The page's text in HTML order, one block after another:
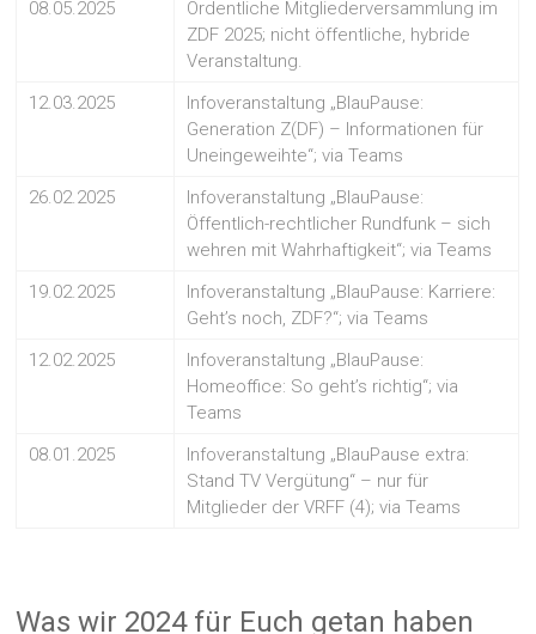
08.05.2025
Ordentliche Mitgliederversammlung im
ZDF 2025; nicht öffentliche, hybride
Veranstaltung.
12.03.2025
Infoveranstaltung „BlauPause:
Generation Z(DF) – Informationen für
Uneingeweihte“; via Teams
26.02.2025
Infoveranstaltung „BlauPause:
Öffentlich-rechtlicher Rundfunk – sich
wehren mit Wahrhaftigkeit“; via Teams
19.02.2025
Infoveranstaltung „BlauPause: Karriere:
Geht’s noch, ZDF?“; via Teams
12.02.2025
Infoveranstaltung „BlauPause:
Homeoffice: So geht’s richtig“; via
Teams
08.01.2025
Infoveranstaltung „BlauPause extra:
Stand TV Vergütung“ – nur für
Mitglieder der VRFF (4); via Teams
Was wir 2024 für Euch getan haben